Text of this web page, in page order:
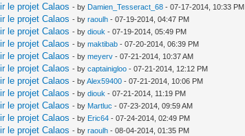
le projet Calaos - by Damien_Tesseract_68 - 07-17-2014, 10:33 PM
le projet Calaos - byraoulh - 07-19-2014, 04:47 PM
le projet Calaos - bydiouk - 07-19-2014, 05:49 PM
le projet Calaos - bymaktibab - 07-20-2014, 06:39 PM
le projet Calaos - bymeyerv - 07-21-2014, 10:37 AM
le projet Calaos - bycaptainigloo - 07-21-2014, 12:12 PM
le projet Calaos - byAlex59400 - 07-21-2014, 10:06 PM
le projet Calaos - bydiouk - 07-21-2014, 11:19 PM
le projet Calaos - by Martluc - 07-23-2014, 09:59 AM
le projet Calaos - by Eric64 - 07-24-2014, 02:49 PM
le projet Calaos - byraoulh - 08-04-2014, 01:35 PM